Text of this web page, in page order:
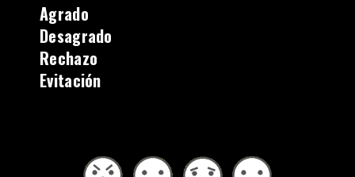
Agrado
Desagrado
Rechazo
Evitación